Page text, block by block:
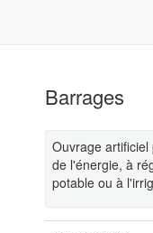
Barrages
Ouvrage
de l'énergie, à
potable ou à